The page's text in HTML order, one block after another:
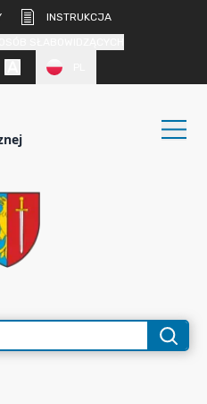
INSTRUKCJA